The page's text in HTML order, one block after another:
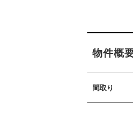
物件概
間取り